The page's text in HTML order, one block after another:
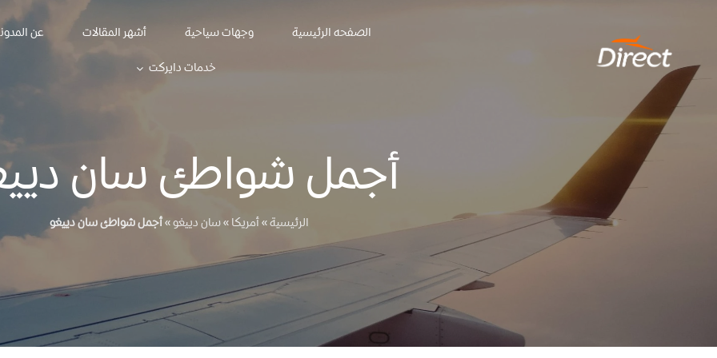
content
الصفحه الرئيسية وجهات سياحية أشهر المقالات
عن
خدمات دايركت
أجمل شواطئ سان
الرئيسية»أمريكا»سان دييغو»أجمل شواطئ سان دييغو